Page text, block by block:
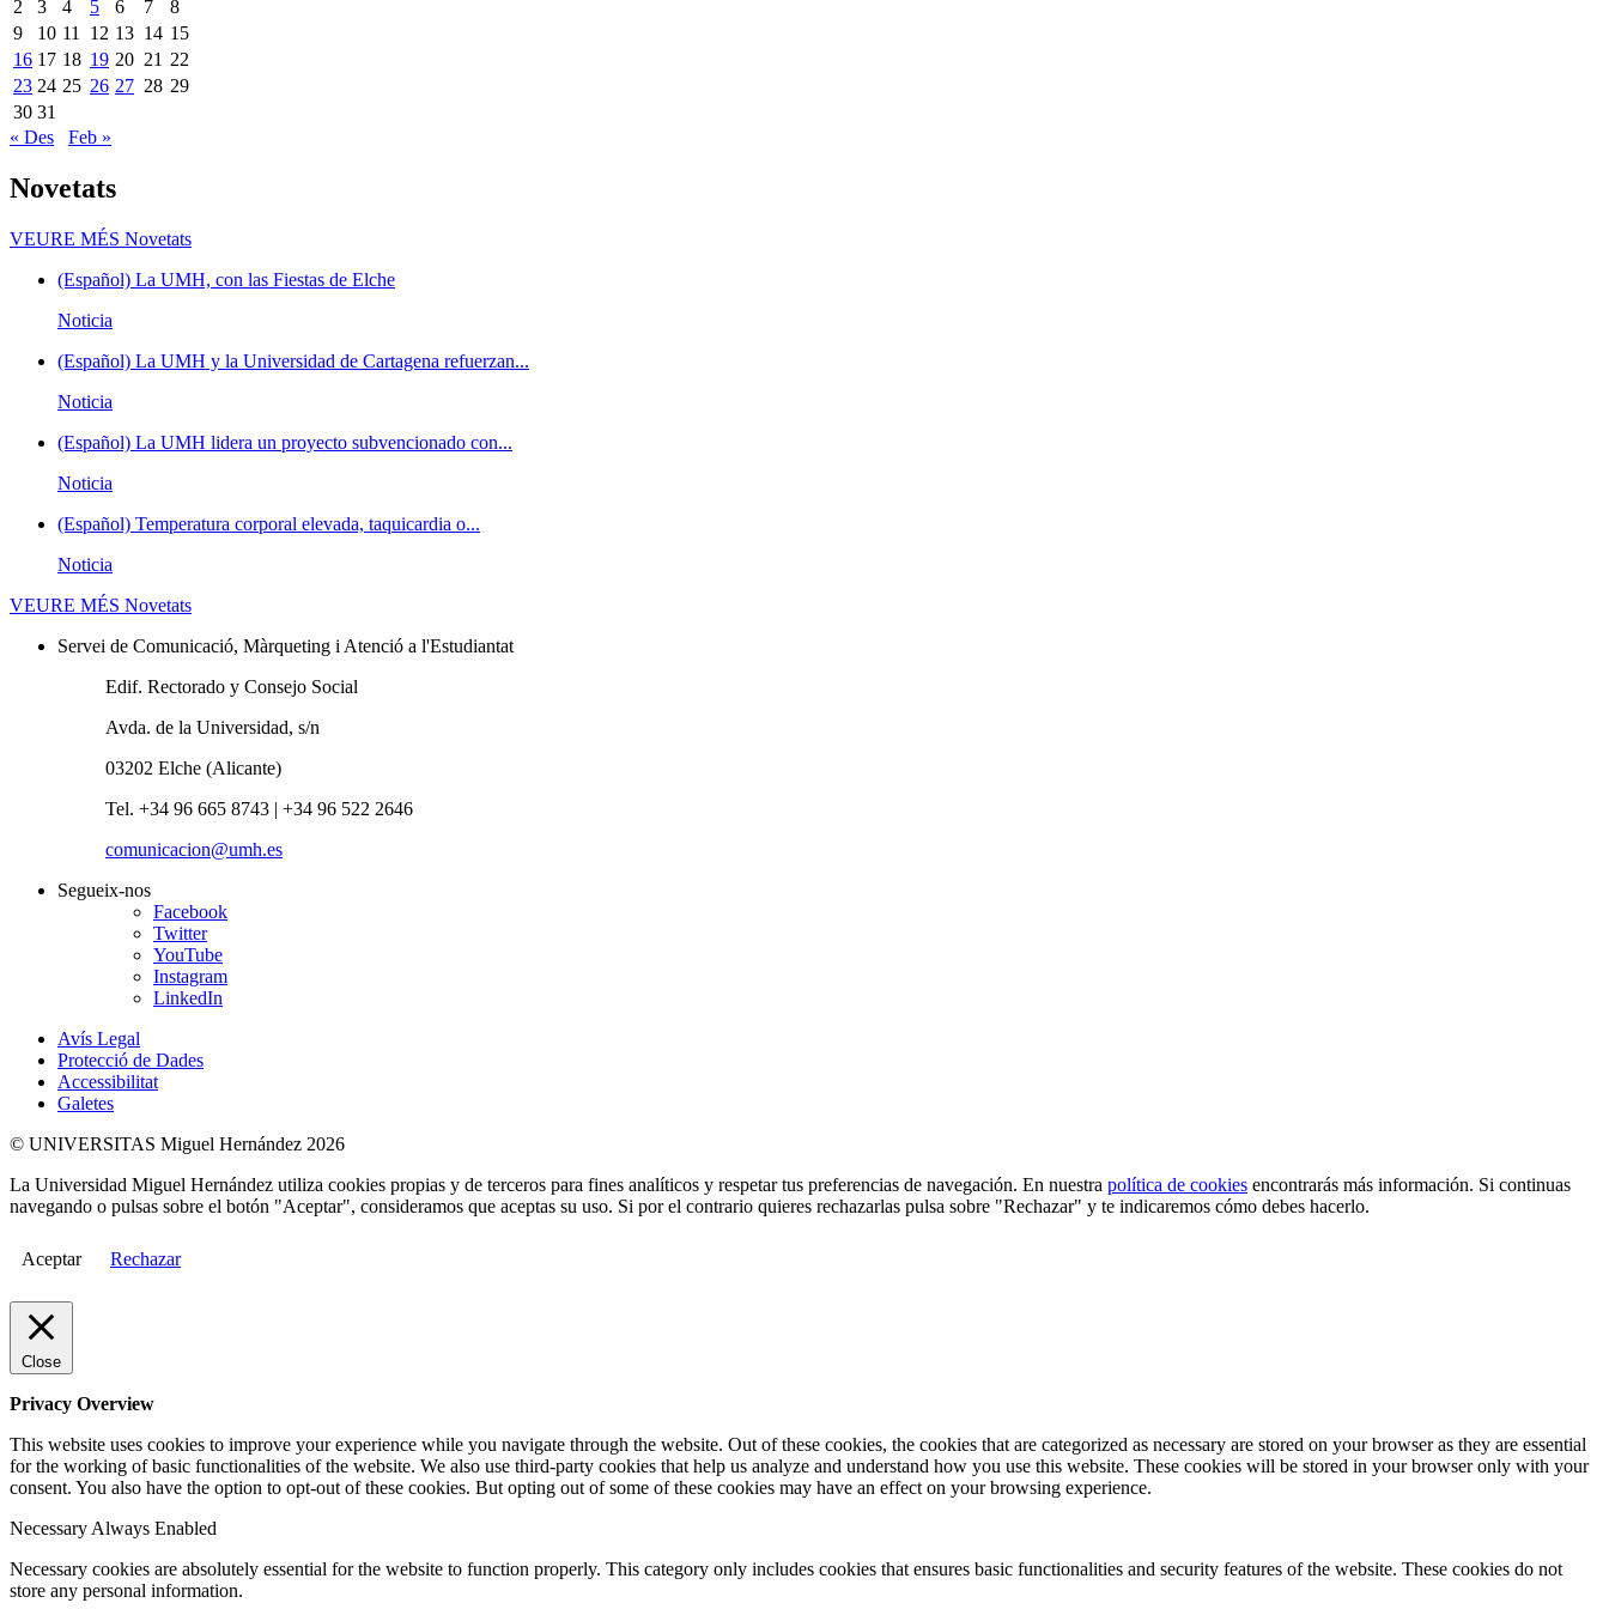
2
3 4 5 6 7
8
9
10 11 12 13 14 15
16 17 18 19 20 21 22
23 24 25 26 27 28 29
30 31
« Des
Feb »
Novetats
VEURE MÉS Novetats
(Español) La UMH, con las Fiestas de Elche
Noticia
(Español) La UMH y la Universidad de Cartagena refuerzan...
Noticia
(Español) La UMH lidera un proyecto subvencionado con...
Noticia
(Español) Temperatura corporal elevada, taquicardia o...
Noticia
VEURE MÉS Novetats
Servei de Comunicació, Màrqueting i Atenció a l'Estudiantat
Edif. Rectorado y Consejo Social
Avda. de la Universidad, s/n
03202 Elche (Alicante)
Tel. +34 96 665 8743 | +34 96 522 2646
comunicacion@umh.es
Segueix-nos
Facebook
Twitter
YouTube
Instagram
LinkedIn
Avís Legal
Protecció de Dades
Accessibilitat
Galetes
© UNIVERSITAS Miguel Hernández 2026
La Universidad Miguel Hernández utiliza cookies propias y de terceros para fines analíticos y respetar tus preferencias de navegación. En nuestra política de cookies encontrarás más información. Si continuas
navegando o pulsas sobre el botón "Aceptar", consideramos que aceptas su uso. Si por el contrario quieres rechazarlas pulsa sobre "Rechazar" y te indicaremos cómo debes hacerlo.
Aceptar Rechazar
Close
Privacy Overview
This website uses cookies to improve your experience while you navigate through the website. Out of these cookies, the cookies that are categorized as necessary are stored on your browser as they are essential
for the working of basic functionalities of the website. We also use third-party cookies that help us analyze and understand how you use this website. These cookies will be stored in your browser only with your
consent. You also have the option to opt-out of these cookies. But opting out of some of these cookies may have an effect on your browsing experience.
Necessary Always Enabled
Necessary cookies are absolutely essential for the website to function properly. This category only includes cookies that ensures basic functionalities and security features of the website. These cookies do not
store any personal information.